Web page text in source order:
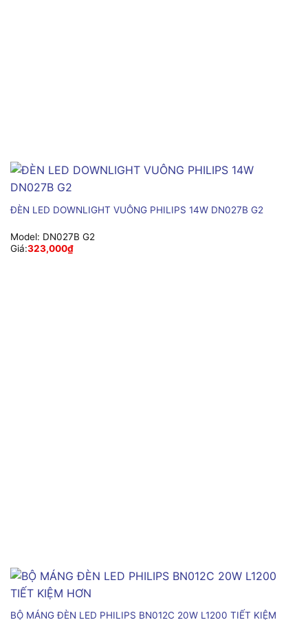
ĐÈN LED DOWNLIGHT VUÔNG PHILIPS 14W DN027B G2
Model: DN027B G2
Giá:323,000₫
BỘ MÁNG ĐÈN LED PHILIPS BN012C 20W L1200 TIẾT KIỆM